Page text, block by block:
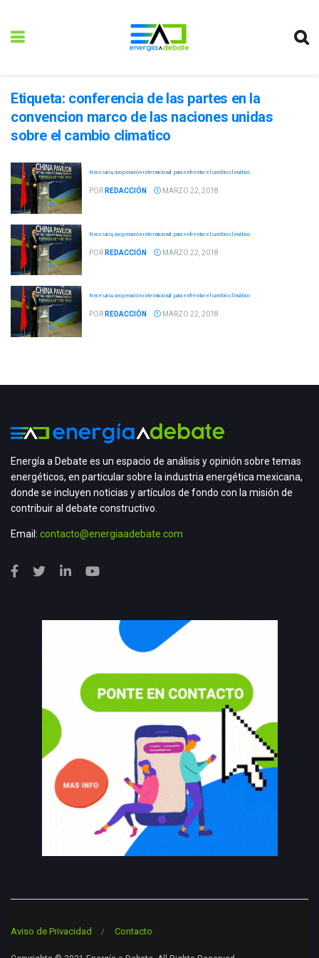
Etiqueta: conferencia de las partes en la
convencion marco de las naciones unidas
sobre el cambio climatico
Necesaria, cooperación internacional para enfrentar el cambio climático
POR REDACCIÓN MARZO 22, 2018
Necesaria, cooperación internacional para enfrentar el cambio climático
POR REDACCIÓN MARZO 22, 2018
Necesaria, cooperación internacional para enfrentar el cambio climático
POR REDACCIÓN MARZO 22, 2018
Energía a Debate es un espacio de análisis y opinión sobre temas
energéticos, en particular sobre la industria energética mexicana,
donde se incluyen noticias y artículos de fondo con la misión de
contribuir al debate constructivo.
Email: contacto@energiaadebate.com
Aviso de Privacidad Contacto